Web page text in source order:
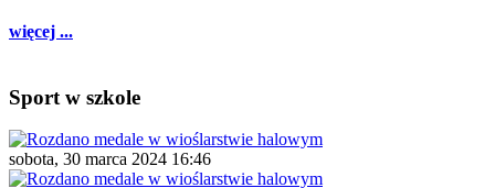
więcej ...
Sport w szkole
sobota, 30 marca 2024 16:46